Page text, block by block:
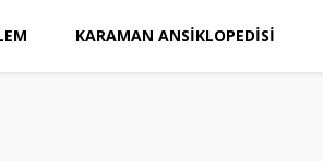
KARAMAN ANSIKLOPEDISI